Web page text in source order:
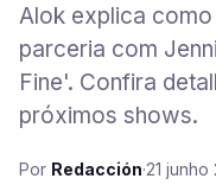
Alok explica
parceria com
Fine'. Confira
próximos shows.
Por Redacción·21 junho